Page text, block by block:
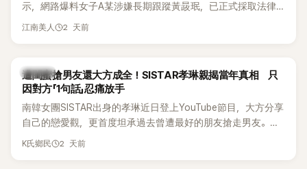
示，網路爆料女子A某涉嫌長期跟蹤黃晸珉，已正式採取法律
行動。不過，A並未停止發聲，持續透過社群平台公開爆料，反
的錄音內容，而A也首度承認自己過去曾是SHINee、NCT等偶
像團體的「站姐」，事件持續延燒。
江南美人 2 天前
K-POP
遭閨蜜搶男友還大方成全！SISTAR孝琳親揭當年真相 只
因對方「1句話」忍痛放手
南韓女團SISTAR出身的孝琳近日登上YouTube節目，大方分享
自己的戀愛觀，更首度坦承過去曾遭最好的朋友搶走男友。她
表示，當時選擇瀟灑放手，但如果同樣的事情現在再發生，「我
K氏鄉民 2 天前